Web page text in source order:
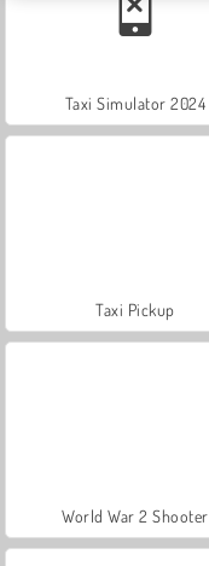
Taxi Simulator 2024
Taxi Pickup
World War 2 Shooter